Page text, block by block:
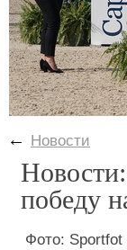
← Новости
победу
Фото: Sportfot